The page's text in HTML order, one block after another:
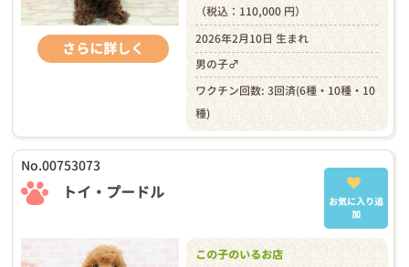
さらに詳しく
（税込：110,000 円）
2026年2月10日 生まれ
男の子♂
ワクチン回数: 3回済(6種・10種・10
種)
No.00753073
トイ・プードル
お気に入り追
加
この子のいるお店